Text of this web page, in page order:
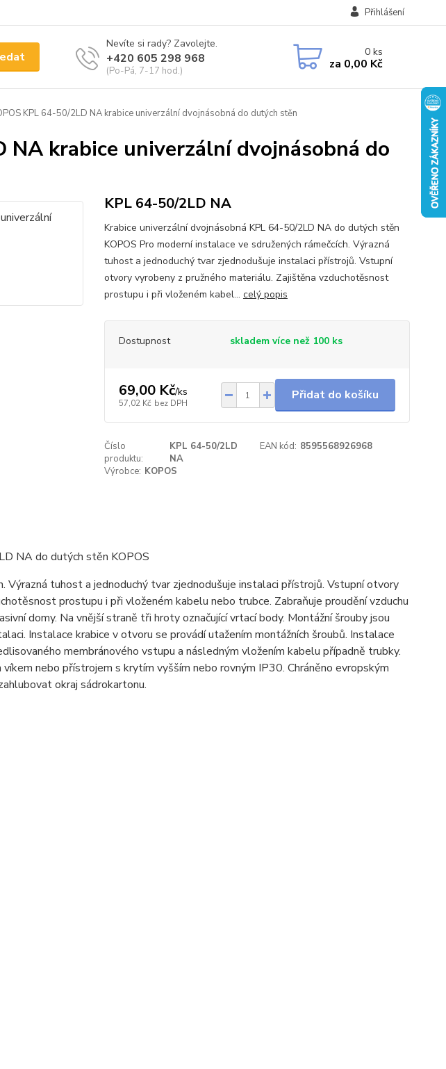
Přihlášení
Nevíte si rady? Zavolejte.
+420 605 298 968
(Po-Pá, 7-17 hod.)
0ks
za 0,00 Kč
KPL 64-50/2LD NA krabice univerzální dvojnásobná do dutých stěn
NA krabice univerzální dvojnásobná do
KPL 64-50/2LD NA
Krabice univerzální dvojnásobná KPL 64-50/2LD NA do dutých stěn
KOPOS Pro moderní instalace ve sdružených rámečcích. Výrazná
tuhost a jednoduchý tvar zjednodušuje instalaci přístrojů. Vstupní
otvory vyrobeny z pružného materiálu. Zajištěna vzduchotěsnost
prostupu i při vloženém kabel... celý popis
Dostupnost skladem více než 100 ks
69,00 Kč/ks
57,02 Kč bez DPH
Přidat do košíku
Číslo
produktu:
KPL 64-50/2LD
NA
EAN kód: 8595568926968
Výrobce: KOPOS
NA do dutých stěn KOPOS
Výrazná tuhost a jednoduchý tvar zjednodušuje instalaci přístrojů. Vstupní otvory
prostupu i při vloženém kabelu nebo trubce. Zabraňuje proudění vzduchu
domy. Na vnější straně tři hroty označující vrtací body. Montážní šrouby jsou
Instalace krabice v otvoru se provádí utažením montážních šroubů. Instalace
membránového vstupu a následným vložením kabelu případně trubky.
nebo přístrojem s krytím vyšším nebo rovným IP30. Chráněno evropským
okraj sádrokartonu.